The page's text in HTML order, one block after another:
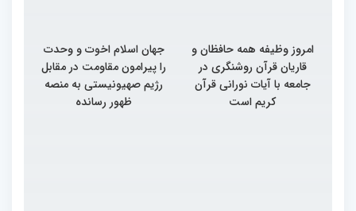
امروز وظیفه همه حافظان و
قاریان قرآن روشنگری در
جامعه با آیات نورانی قرآن
کریم است
جهان اسلام اخوت و وحدت
را پیرامون مقاومت در مقابل
رژیم صهیونیستی به منصه
ظهور رسانده